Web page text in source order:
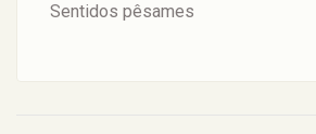
Sentidos pêsames